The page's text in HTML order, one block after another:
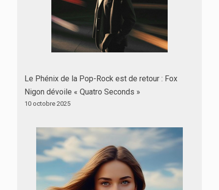
Le Phénix de la Pop-Rock est de retour : Fox
Nigon dévoile « Quatro Seconds »
10 octobre 2025